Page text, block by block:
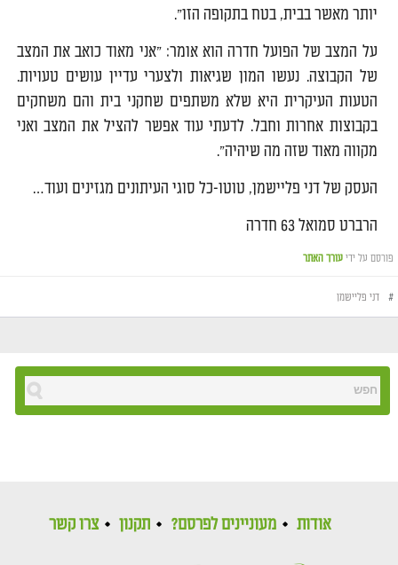
יותר מאשר בבית, בטח בתקופה הזו".
על המצב של הפועל חדרה הוא אומר: "אני מאוד כואב את המצב
של הקבוצה. נעשו המון שגיאות ולצערי עדיין עושים טעויות.
הטעות העיקרית היא שלא משתפים שחקני בית והם משחקים
בקבוצות אחרות וחבל. לדעתי עוד אפשר להציל את המצב ואני
מקווה מאוד שזה מה שיהיה".
העסק של דני פליישמן, טוטו-כל סוגי העיתונים מגזינים ועוד…
הרברט סמואל 63 חדרה
פורסם על ידי עורך האתר
# דני פליישמן
אודות מעוניינים לפרסם? תקנון צרו קשר